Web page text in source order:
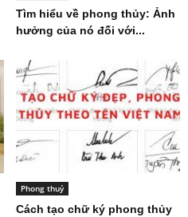
Tìm hiểu về phong thủy: Ảnh
hưởng của nó đối với...
Phong thuỷ
Cách tạo chữ ký phong thủy